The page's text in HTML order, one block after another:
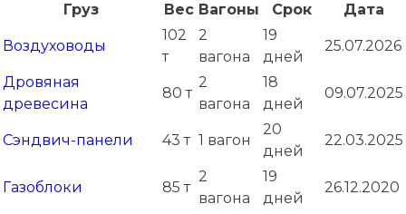
Груз Вес Вагоны Срок Дата
Воздуховоды
102
т
2
вагона
19
дней
25.07.2026
Дровяная
древесина
80 т
2
вагона
18
дней
09.07.2025
Сэндвич-панели 43 т 1 вагон
20
дней
22.03.2025
Газоблоки 85 т
2
вагона
19
дней
26.12.2020